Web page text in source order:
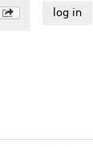
log in